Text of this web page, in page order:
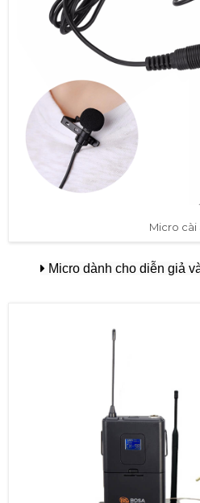
Micro cài
Micro dành cho diễn giả